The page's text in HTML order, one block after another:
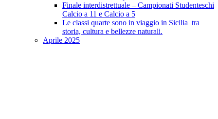
Finale interdistrettuale – Campionati Studenteschi
Calcio a 11 e Calcio a 5
Le classi quarte sono in viaggio in Sicilia tra
storia, cultura e bellezze naturali.
Aprile 2025